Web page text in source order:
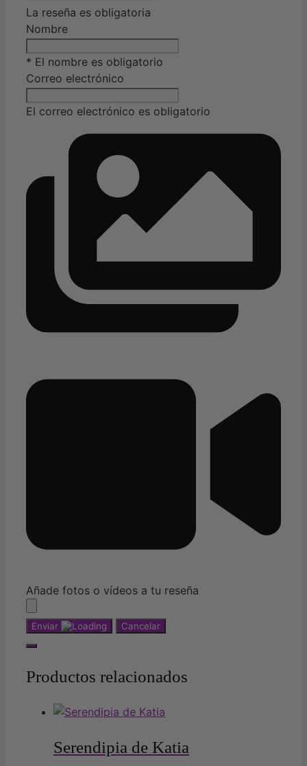
La reseña es obligatoria
Nombre
* El nombre es obligatorio
Correo electrónico
El correo electrónico es obligatorio
Añade fotos o vídeos a tu reseña
Enviar Cancelar
Productos relacionados
Serendipia de Katia